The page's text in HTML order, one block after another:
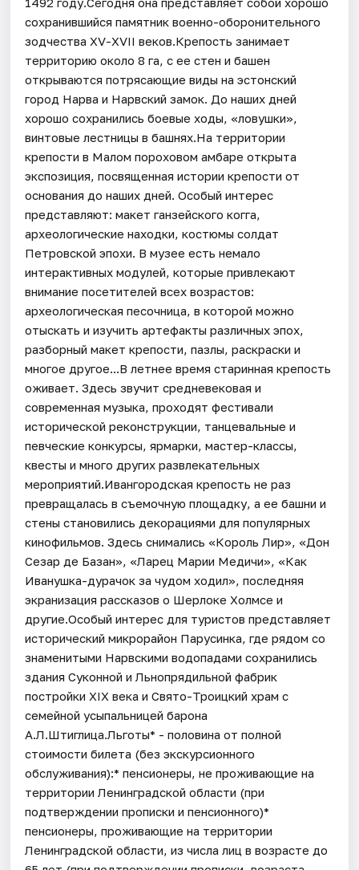
сохранившийся памятник военно-оборонительного
зодчества XV-XVII веков.Крепость занимает
территорию около 8 га, с ее стен и башен
открываются потрясающие виды на эстонский
город Нарва и Нарвский замок. До наших дней
хорошо сохранились боевые ходы, «ловушки»,
винтовые лестницы в башнях.На территории
крепости в Малом пороховом амбаре открыта
экспозиция, посвященная истории крепости от
основания до наших дней. Особый интерес
представляют: макет ганзейского когга,
археологические находки, костюмы солдат
Петровской эпохи. В музее есть немало
интерактивных модулей, которые привлекают
внимание посетителей всех возрастов:
археологическая песочница, в которой можно
отыскать и изучить артефакты различных эпох,
разборный макет крепости, пазлы, раскраски и
многое другое...В летнее время старинная крепость
оживает. Здесь звучит средневековая и
современная музыка, проходят фестивали
исторической реконструкции, танцевальные и
певческие конкурсы, ярмарки, мастер-классы,
квесты и много других развлекательных
мероприятий.Ивангородская крепость не раз
превращалась в съемочную площадку, а ее башни и
стены становились декорациями для популярных
кинофильмов. Здесь снимались «Король Лир», «Дон
Сезар де Базан», «Ларец Марии Медичи», «Как
Иванушка-дурачок за чудом ходил», последняя
экранизация рассказов о Шерлоке Холмсе и
другие.Особый интерес для туристов представляет
исторический микрорайон Парусинка, где рядом со
знаменитыми Нарвскими водопадами сохранились
здания Суконной и Льнопрядильной фабрик
постройки XIX века и Свято-Троицкий храм с
семейной усыпальницей барона
А.Л.Штиглица.Льготы* - половина от полной
стоимости билета (без экскурсионного
обслуживания):* пенсионеры, не проживающие на
территории Ленинградской области (при
подтверждении прописки и пенсионного)*
пенсионеры, проживающие на территории
Ленинградской области, из числа лиц в возрасте до